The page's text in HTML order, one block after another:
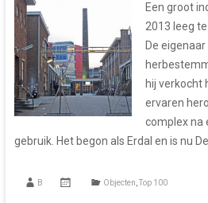
Een groot
2013 leeg
De
hij verkocht
ervaren
complex na
gebruik. Het begon als Erdal en is nu
B Objecten Top 100